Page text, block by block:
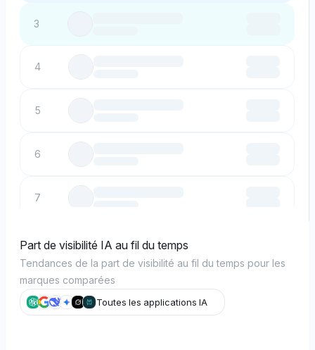
3
4
5
6
7
8
9
Part de visibilité IA au fil du temps
Tendances de la part de visibilité au fil du temps pour les
marques comparées
Toutes les applications IA